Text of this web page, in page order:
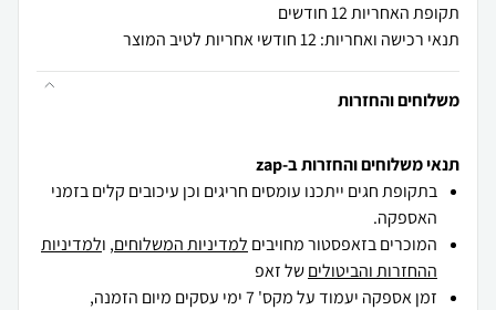
תקופת האחריות 12 חודשים
תנאי רכישה ואחריות: 12 חודשי אחריות לטיב המוצר
משלוחים והחזרות
תנאי משלוחים והחזרות ב-zap
בתקופת חגים ייתכנו עומסים חריגים וכן עיכובים קלים בזמני
האספקה.
המוכרים בזאפסטור מחויבים למדיניות המשלוחים, ולמדיניות
ההחזרות והביטוליםשל זאפ
זמן אספקה יעמוד על מקס' 7 ימי עסקים מיום הזמנה,